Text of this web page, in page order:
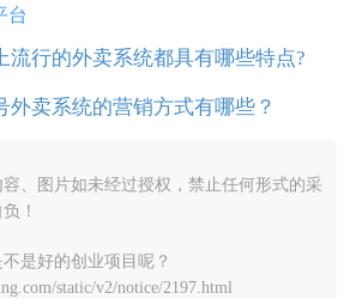
台
流行的外卖系统都具有哪些特点?
外卖系统的营销方式有哪些？
、图片如未经过授权，禁止任何形式的采
！
是好的创业项目呢？
static/v2/notice/2197.html